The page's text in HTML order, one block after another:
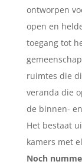
ontworpen
open en
toegang tot
ruimtes die
veranda die
de binnen-
Het bestaat
kamers met
Noch